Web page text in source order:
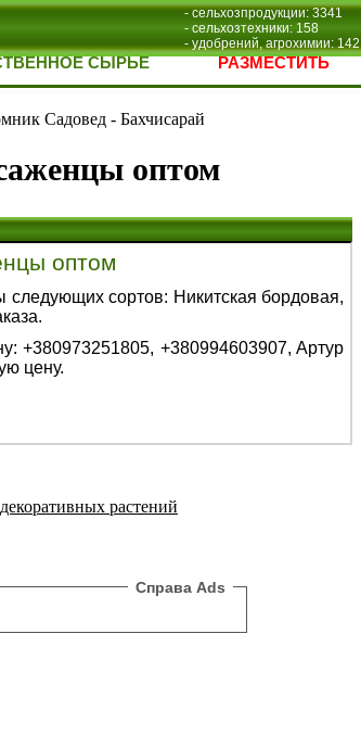
- сельхозпродукции: 3341
- сельхозтехники: 158
- удобрений, агрохимии: 142
СЫРЬЕ РАЗМЕСТИТЬ
Садовед - Бахчисарай
оптом
оптом
сортов: Никитская бордовая,
+380973251805, +380994603907,Артур
цену.
растений
Справа Ads